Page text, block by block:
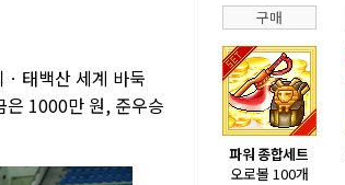
태백산 세계 바둑
은 1000만 원, 준우승
구매
파워 종합세트
오로볼 100개